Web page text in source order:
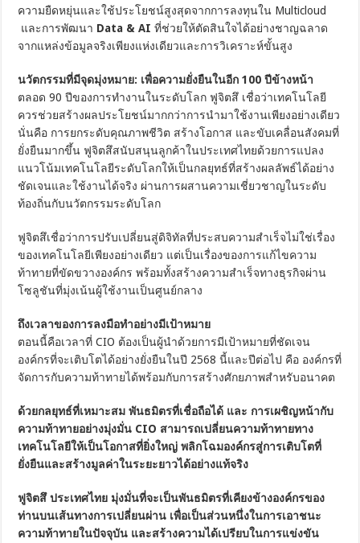
ความยืดหยุ่นและใช้ประโยชน์สูงสุดจากการลงทุนใน Multicloud
และการพัฒนา Data & AIที่ช่วยให้ตัดสินใจได้อย่างชาญฉลาด
จากแหล่งข้อมูลจริงเพียงแห่งเดียวและการวิเคราะห์ขั้นสูง
นวัตกรรมที่มีจุดมุ่งหมาย: เพื่อความยั่งยืนในอีก 100 ปีข้างหน้า
ตลอด 90 ปีของการทำงานในระดับโลก ฟูจิตสึ เชื่อว่าเทคโนโลยี
ควรช่วยสร้างผลประโยชน์มากกว่าการนำมาใช้งานเพียงอย่างเดียว
นั่นคือ การยกระดับคุณภาพชีวิต สร้างโอกาส และขับเคลื่อนสังคมที่
ยั่งยืนมากขึ้น ฟูจิตสึสนับสนุนลูกค้าในประเทศไทยด้วยการแปลง
แนวโน้มเทคโนโลยีระดับโลกให้เป็นกลยุทธ์ที่สร้างผลลัพธ์ได้อย่าง
ชัดเจนและใช้งานได้จริง ผ่านการผสานความเชี่ยวชาญในระดับ
ท้องถิ่นกับนวัตกรรมระดับโลก
ฟูจิตสึเชื่อว่าการปรับเปลี่ยนสู่ดิจิทัลที่ประสบความสำเร็จไม่ใช่เรื่อง
ของเทคโนโลยีเพียงอย่างเดียว แต่เป็นเรื่องของการแก้ไขความ
ท้าทายที่ขัดขวางองค์กร พร้อมทั้งสร้างความสำเร็จทางธุรกิจผ่าน
โซลูชันที่มุ่งเน้นผู้ใช้งานเป็นศูนย์กลาง
ถึงเวลาของการลงมือทำอย่างมีเป้าหมาย
ตอนนี้คือเวลาที่ CIO ต้องเป็นผู้นำด้วยการมีเป้าหมายที่ชัดเจน
องค์กรที่จะเติบโตได้อย่างยั่งยืนในปี 2568 นี้และปีต่อไป คือ องค์กรที่
จัดการกับความท้าทายได้พร้อมกับการสร้างศักยภาพสำหรับอนาคต
ด้วยกลยุทธ์ที่เหมาะสม พันธมิตรที่เชื่อถือได้ และ การเผชิญหน้ากับ
ความท้าทายอย่างมุ่งมั่น CIO สามารถเปลี่ยนความท้าทายทาง
เทคโนโลยีให้เป็นโอกาสที่ยิ่งใหญ่ พลิกโฉมองค์กรสู่การเติบโตที่
ยั่งยืนและสร้างมูลค่าในระยะยาวได้อย่างแท้จริง
ฟูจิตสึ ประเทศไทย มุ่งมั่นที่จะเป็นพันธมิตรที่เคียงข้างองค์กรของ
ท่านบนเส้นทางการเปลี่ยนผ่าน เพื่อเป็นส่วนหนึ่งในการเอาชนะ
ความท้าทายในปัจจุบัน และสร้างความได้เปรียบในการแข่งขัน